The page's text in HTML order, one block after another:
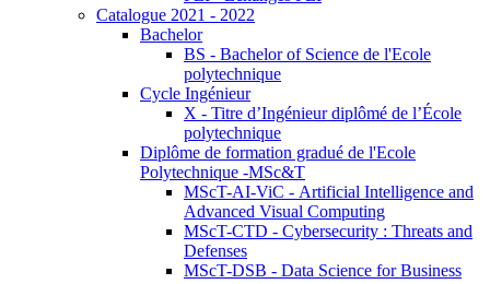
Catalogue 2021 - 2022
Bachelor
BS - Bachelor of Science de l'Ecole
polytechnique
Cycle Ingénieur
X - Titre d’Ingénieur diplômé de l’École
polytechnique
Diplôme de formation gradué de l'Ecole
Polytechnique -MSc&T
MScT-AI-ViC - Artificial Intelligence and
Advanced Visual Computing
MScT-CTD - Cybersecurity : Threats and
Defenses
MScT-DSB - Data Science for Business